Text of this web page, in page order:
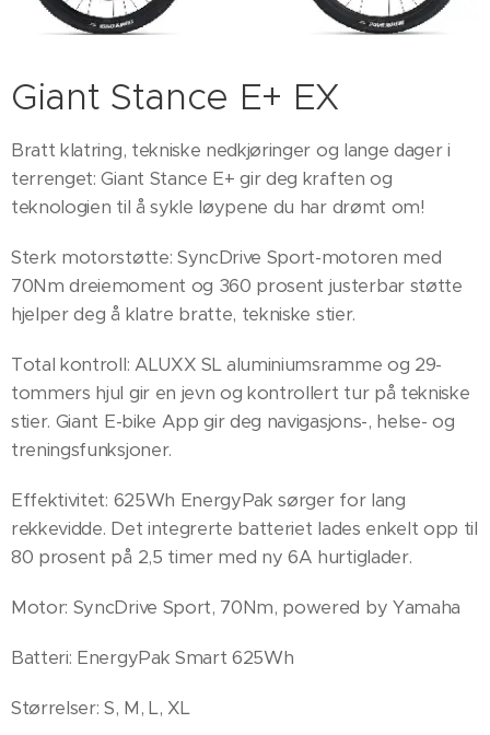
Giant Stance E+ EX
Bratt klatring, tekniske nedkjøringer og lange dager i
terrenget: Giant Stance E+ gir deg kraften og
teknologien til å sykle løypene du har drømt om!
Sterk motorstøtte: SyncDrive Sport-motoren med
70Nm dreiemoment og 360 prosent justerbar støtte
hjelper deg å klatre bratte, tekniske stier.
Total kontroll: ALUXX SL aluminiumsramme og 29-
tommers hjul gir en jevn og kontrollert tur på tekniske
stier. Giant E-bike App gir deg navigasjons-, helse- og
treningsfunksjoner.
Effektivitet: 625Wh EnergyPak sørger for lang
rekkevidde. Det integrerte batteriet lades enkelt opp til
80 prosent på 2,5 timer med ny 6A hurtiglader.
Motor: SyncDrive Sport, 70Nm, powered by Yamaha
Batteri: EnergyPak Smart 625Wh
Størrelser: S, M, L, XL